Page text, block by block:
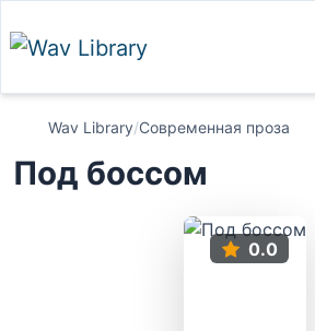
Wav Library/Современная проза
Под боссом
0.0